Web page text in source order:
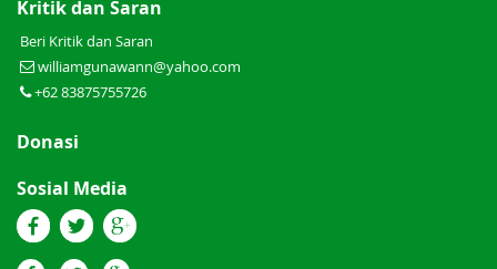
Kritik dan Saran
Beri Kritik dan Saran
williamgunawann@yahoo.com
+62 83875755726
Donasi
Sosial Media